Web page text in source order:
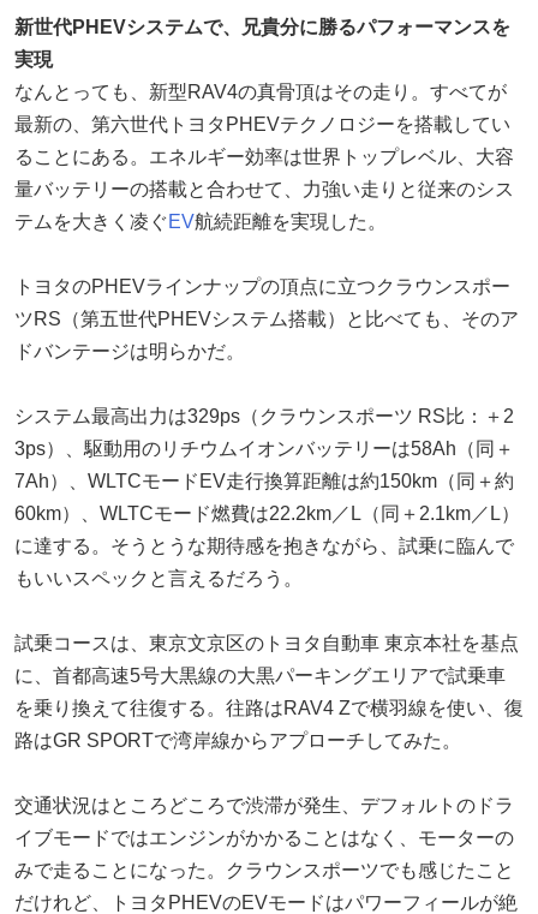
新世代PHEVシステムで、兄貴分に勝るパフォーマンスを
実現
なんとっても、新型RAV4の真骨頂はその走り。すべてが
最新の、第六世代トヨタPHEVテクノロジーを搭載してい
ることにある。エネルギー効率は世界トップレベル、大容
量バッテリーの搭載と合わせて、力強い走りと従来のシス
テムを大きく凌ぐEV航続距離を実現した。
トヨタのPHEVラインナップの頂点に立つクラウンスポー
ツRS（第五世代PHEVシステム搭載）と比べても、そのア
ドバンテージは明らかだ。
システム最高出力は329ps（クラウンスポーツ RS比：＋2
3ps）、駆動用のリチウムイオンバッテリーは58Ah（同＋
7Ah）、WLTCモードEV走行換算距離は約150km（同＋約
60km）、WLTCモード燃費は22.2km／L（同＋2.1km／L）
に達する。そうとうな期待感を抱きながら、試乗に臨んで
もいいスペックと言えるだろう。
試乗コースは、東京文京区のトヨタ自動車 東京本社を基点
に、首都高速5号大黒線の大黒パーキングエリアで試乗車
を乗り換えて往復する。往路はRAV4 Zで横羽線を使い、復
路はGR SPORTで湾岸線からアプローチしてみた。
交通状況はところどころで渋滞が発生、デフォルトのドラ
イブモードではエンジンがかかることはなく、モーターの
みで走ることになった。クラウンスポーツでも感じたこと
だけれど、トヨタPHEVのEVモードはパワーフィールが絶